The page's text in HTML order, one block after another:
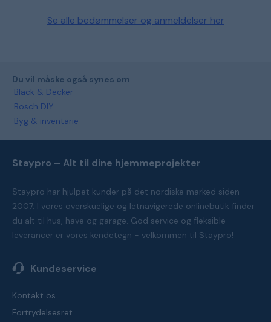
Se alle bedømmelser og anmeldelser her
Du vil måske også synes om
Black & Decker
Bosch DIY
Byg & inventarie
Staypro – Alt til dine hjemmeprojekter
Staypro har hjulpet kunder på det nordiske marked siden
2007. I vores overskuelige og letnavigerede onlinebutik finder
du alt til hus, have og garage. God service og fleksible
leverancer er vores kendetegn - velkommen til Staypro!
Kundeservice
Kontakt os
Fortrydelsesret